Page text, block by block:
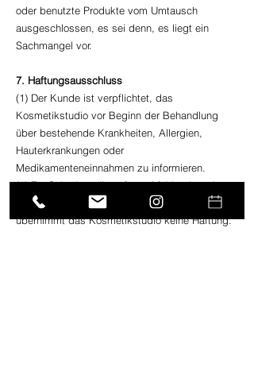
oder benutzte Produkte vom Umtausch
ausgeschlossen, es sei denn, es liegt ein
Sachmangel vor.
7. Haftungsausschluss
(1) Der Kunde ist verpflichtet, das
Kosmetikstudio vor Beginn der Behandlung
über bestehende Krankheiten, Allergien,
Hauterkrankungen oder
Medikamenteneinnahmen zu informieren.
(2) Für Schäden, die aufgrund fehlender oder
unvollständiger Informationen entstehen,
übernimmt das Kosmetikstudio keine Haftung.